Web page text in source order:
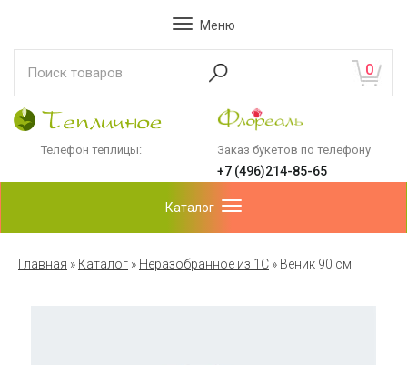
Меню
0
Телефон теплицы: Заказ букетов по телефону
+7 (496)214-85-65
Каталог
Главная » Каталог » Неразобранное из 1С » Веник 90 см